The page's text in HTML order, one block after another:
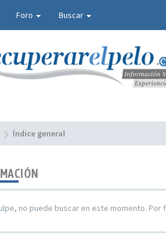
Foro Buscar
Índice general
no puede buscar en este momento.